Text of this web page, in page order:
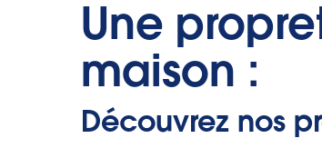
Une
maison :
Découvrez nos